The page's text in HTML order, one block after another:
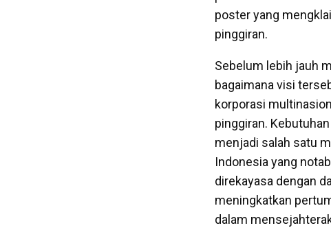
poster yang
pinggiran.
Sebelum lebih jauh
bagaimana visi
korporasi
pinggiran.
menjadi salah satu
Indonesia yang
direkayasa dengan
meningkatkan
dalam